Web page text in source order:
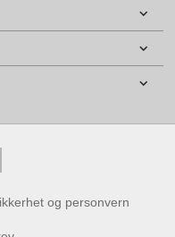
og personvern